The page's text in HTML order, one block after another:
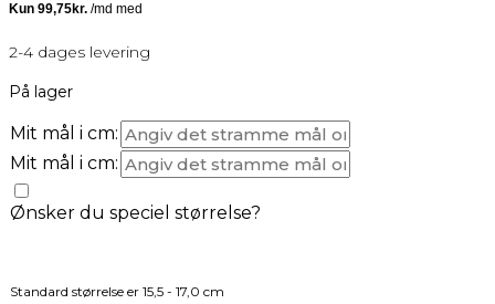
2-4 dages levering
På lager
Mit mål i cm:
Mit mål i cm:
Ønsker du speciel størrelse?
Standard størrelse er 15,5 - 17,0 cm